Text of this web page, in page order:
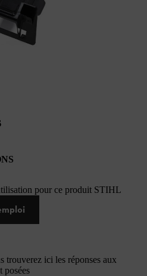
pour ce produit STIHL
trouverez ici les réponses aux
posées